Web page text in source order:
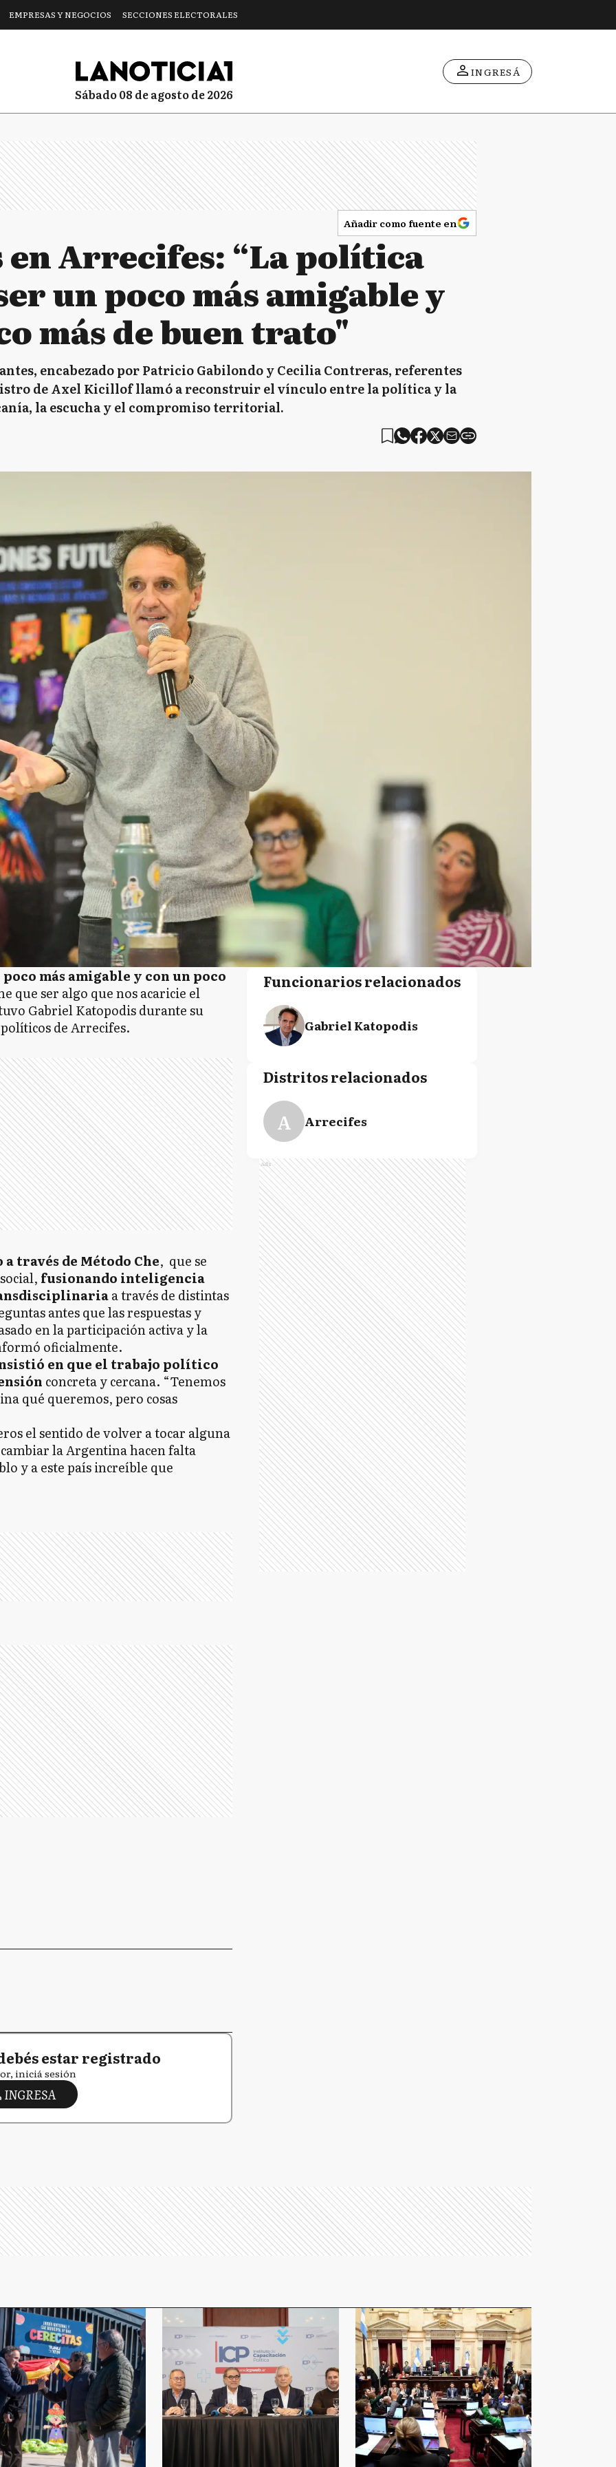
EMPRESAS Y NEGOCIOS SECCIONES ELECTORALES
sábado 08 de agosto de 2026
INGRESÁ
Añadir como fuente en
Arrecifes: “La política
un poco más amigable y
más de buen trato"
encabezado por Patricio Gabilondo y Cecilia Contreras, referentes
de Axel Kicillof llamó a reconstruir el vínculo entre la política y la
la escucha y el compromiso territorial.
más amigable y conun poco
que ser algo que nos acaricie el
Gabriel Katopodis durante su
de Arrecifes.
través de Método Che, que se
fusionando inteligencia
a través de distintas
antes que las respuestas y
en la participación activa y la
oficialmente.
en que el trabajo político
concreta y cercana. “Tenemos
qué queremos, pero cosas
el sentido de volver a tocar alguna
la Argentina hacen falta
y a este país increíble que
estar registrado
iniciá sesión
INGRESA
Funcionarios relacionados
Gabriel Katopodis
Distritos relacionados
A Arrecifes
Ads